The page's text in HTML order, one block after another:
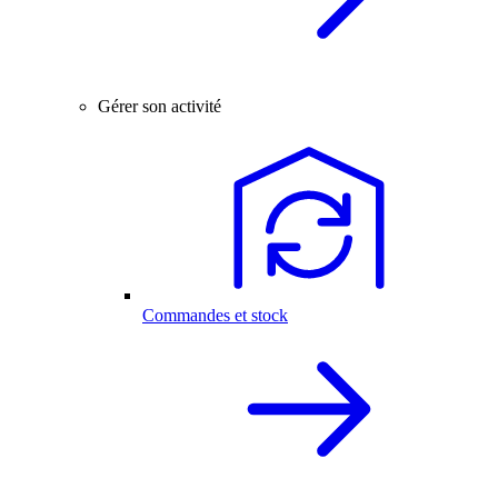
Gérer son activité
Commandes et stock